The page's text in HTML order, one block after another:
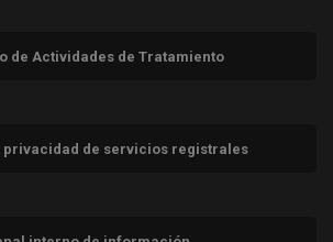
de Actividades de Tratamiento
privacidad de servicios registrales